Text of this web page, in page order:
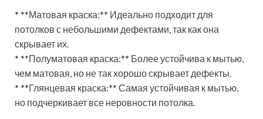
* **Матовая краска:** Идеально подходит для
потолков с небольшими дефектами, так как она
скрывает их.
* **Полуматовая краска:** Более устойчива к мытью,
чем матовая, но не так хорошо скрывает дефекты.
* **Глянцевая краска:** Самая устойчивая к мытью,
но подчеркивает все неровности потолка.